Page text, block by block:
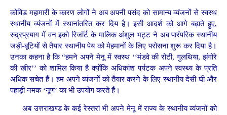
कोविड महामारी के कारण लोगों ने अब अपनी पसंद को सामान्य व्यंजनों से स्वस्थ
स्थानीय व्यंजनों में स्थानांतरित कर दिय है। इसी आदर्श को आगे बढ़ाते हुए,
रुद्रप्रयाग में वन इको रिजॉर्ट के मालिक अंशुल भट्ट ने अब पारंपरिक स्थानीय
जड़ी-बूटियों से तैयार स्थानीय पेय को मेहमानों के लिए परोसना शुरू कर दिया है।
उनका कहना है कि “हमने अपने मेनू में स्वस्थ ‘‘मंडवे की रोटी, गुलथिया, झंगोरे
की खीर’’ को शामिल किया है क्योंकि अधिकांश पर्यटक अपने स्वस्थ्य के प्रति
अधिक सचेत हैं। हम अपने व्यंजनों को तैयार करने के लिए स्थानीय देसी घी और
पहाड़ी नमक ‘नूण’ का भी उपयोग करते हैं।
अब उत्तराखण्ड के कई रेस्तरां भी अपने मेनू में राज्य के स्थानीय व्यंजनों को